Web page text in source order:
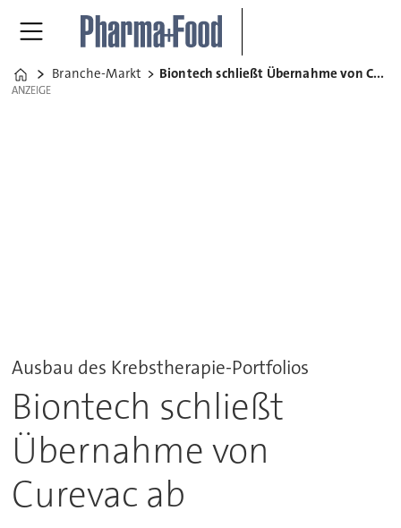
Home
Branche-Markt Biontech schließt Übernahme von Curevac ab
ANZEIGE
ANZEIGE
Ausbau des Krebstherapie-Portfolios
Biontech schließt
Übernahme von
Curevac ab